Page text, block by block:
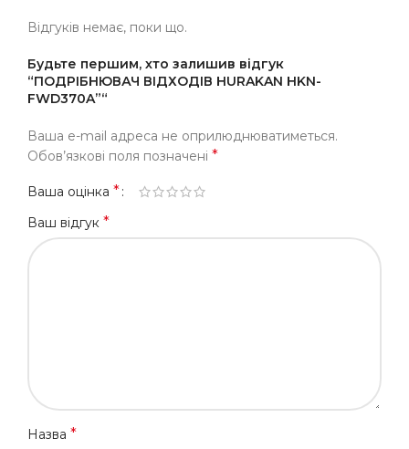
Відгуків немає, поки що.
Будьте першим, хто залишив відгук
“ПОДРІБНЮВАЧ ВІДХОДІВ HURAKAN HKN-
FWD370A”“
Ваша e-mail адреса не оприлюднюватиметься.
Обов’язкові поля позначені *
Ваша оцінка *
Ваш відгук *
Назва *